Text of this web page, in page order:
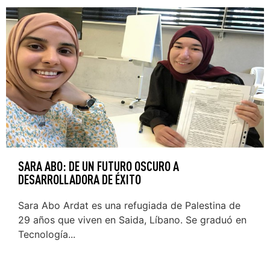
SARA ABO: DE UN FUTURO OSCURO A
DESARROLLADORA DE ÉXITO
Sara Abo Ardat es una refugiada de Palestina de
29 años que viven en Saida, Líbano. Se graduó en
Tecnología...